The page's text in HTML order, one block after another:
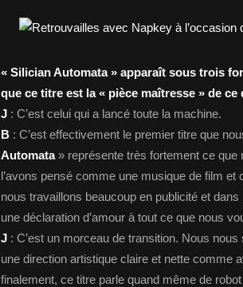
« Silician Automata » apparaît sous trois
que ce titre est la « pièce maîtresse » de ce
J : C’est celui qui a lancé toute la machine.
B : C’est effectivement le premier titre que
Automata» représente très fortement ce
l’avons pensé comme une musique de film
nous travaillons beaucoup en publicité et
une déclaration d’amour à tout ce que nous
J : C’est un morceau de transition. Nous
une direction artistique claire et nette comme
finalement, ce titre parle quand même de robot